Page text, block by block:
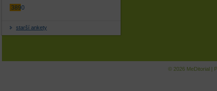
3890
starší ankety
© 2026 MeDitorial |